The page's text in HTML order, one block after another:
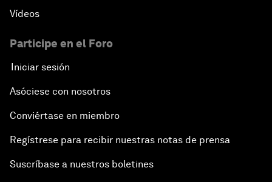
Vídeos
Participe en el Foro
Iniciar sesión
Asóciese con nosotros
Conviértase en miembro
Regístrese para recibir nuestras notas de prensa
Suscríbase a nuestros boletines